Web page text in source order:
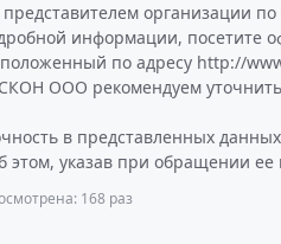
организации по
информации, посетите
по адресу http://
ООО рекомендуем
в представленных
этом, указав при обращении
168 раз